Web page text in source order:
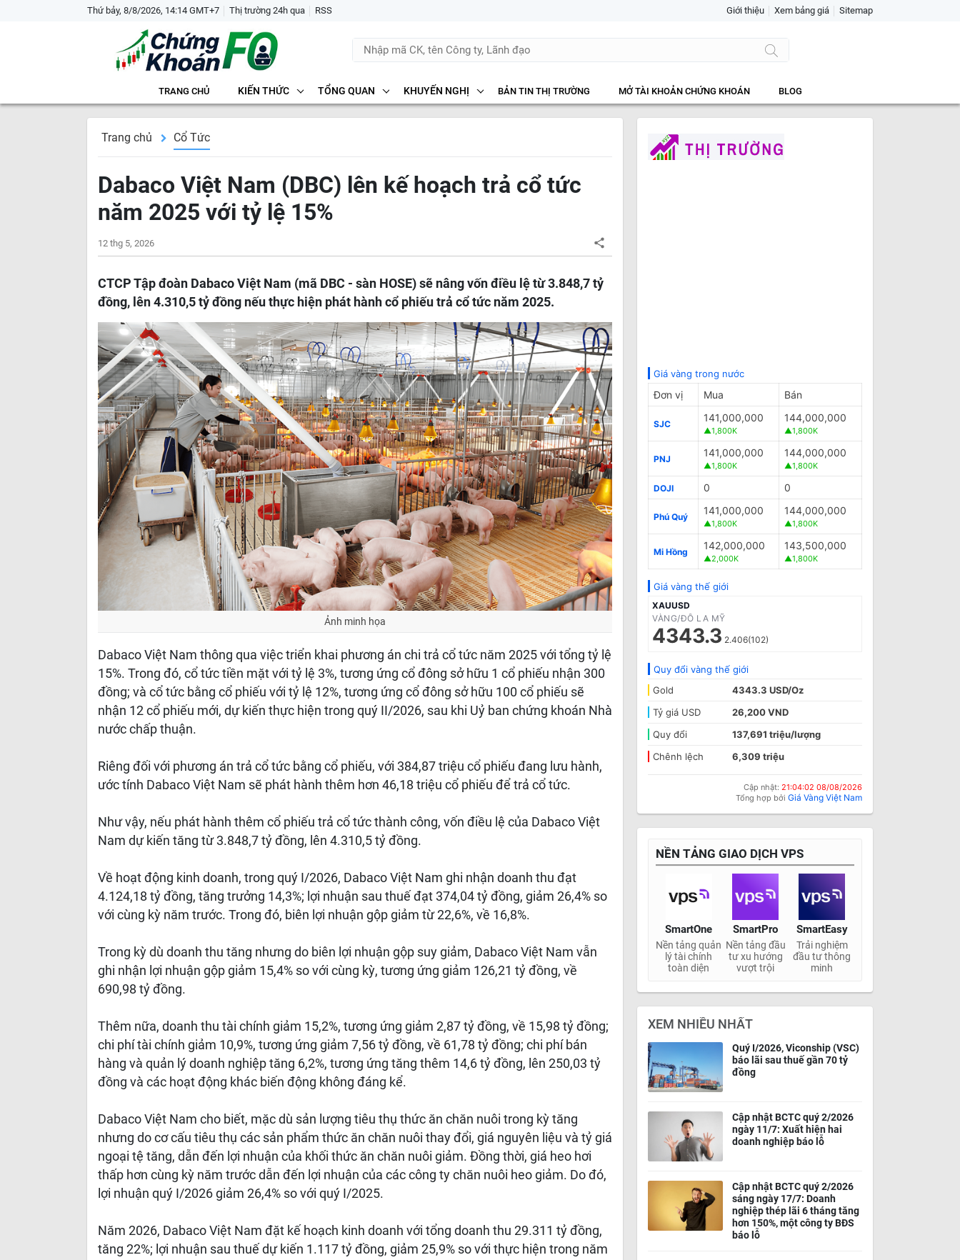
Thứ bảy, 8/8/2026, 14:14 GMT+7 Thị trường 24h qua RSS Giới thiệu Xem bảng giá Sitemap
TRANG CHỦ KIẾN THỨC TỔNG QUAN KHUYẾN NGHỊ BẢN TIN THỊ TRƯỜNG MỞ TÀI KHOẢN CHỨNG KHOÁN BLOG
Trang chủ Cổ Tức
Dabaco Việt Nam (DBC) lên kế hoạch trả cổ tức
năm 2025 với tỷ lệ 15%
12 thg 5, 2026
CTCP Tập đoàn Dabaco Việt Nam (mã DBC - sàn HOSE) sẽ nâng vốn điều lệ từ 3.848,7 tỷ
đồng, lên 4.310,5 tỷ đồng nếu thực hiện phát hành cổ phiếu trả cổ tức năm 2025.
Ảnh minh họa
Dabaco Việt Nam thông qua việc triển khai phương án chi trả cổ tức năm 2025 với tổng tỷ lệ
15%. Trong đó, cổ tức tiền mặt với tỷ lệ 3%, tương ứng cổ đông sở hữu 1 cổ phiếu nhận 300
đồng; và cổ tức bằng cổ phiếu với tỷ lệ 12%, tương ứng cổ đông sở hữu 100 cổ phiếu sẽ
nhận 12 cổ phiếu mới, dự kiến thực hiện trong quý II/2026, sau khi Uỷ ban chứng khoán Nhà
nước chấp thuận.
Riêng đối với phương án trả cổ tức bằng cổ phiếu, với 384,87 triệu cổ phiếu đang lưu hành,
ước tính Dabaco Việt Nam sẽ phát hành thêm hơn 46,18 triệu cổ phiếu để trả cổ tức.
Như vậy, nếu phát hành thêm cổ phiếu trả cổ tức thành công, vốn điều lệ của Dabaco Việt
Nam dự kiến tăng từ 3.848,7 tỷ đồng, lên 4.310,5 tỷ đồng.
Về hoạt động kinh doanh, trong quý I/2026, Dabaco Việt Nam ghi nhận doanh thu đạt
4.124,18 tỷ đồng, tăng trưởng 14,3%; lợi nhuận sau thuế đạt 374,04 tỷ đồng, giảm 26,4% so
với cùng kỳ năm trước. Trong đó, biên lợi nhuận gộp giảm từ 22,6%, về 16,8%.
Trong kỳ dù doanh thu tăng nhưng do biên lợi nhuận gộp suy giảm, Dabaco Việt Nam vẫn
ghi nhận lợi nhuận gộp giảm 15,4% so với cùng kỳ, tương ứng giảm 126,21 tỷ đồng, về
690,98 tỷ đồng.
Thêm nữa, doanh thu tài chính giảm 15,2%, tương ứng giảm 2,87 tỷ đồng, về 15,98 tỷ đồng;
chi phí tài chính giảm 10,9%, tương ứng giảm 7,56 tỷ đồng, về 61,78 tỷ đồng; chi phí bán
hàng và quản lý doanh nghiệp tăng 6,2%, tương ứng tăng thêm 14,6 tỷ đồng, lên 250,03 tỷ
đồng và các hoạt động khác biến động không đáng kể.
Dabaco Việt Nam cho biết, mặc dù sản lượng tiêu thụ thức ăn chăn nuôi trong kỳ tăng
nhưng do cơ cấu tiêu thụ các sản phẩm thức ăn chăn nuôi thay đổi, giá nguyên liệu và tỷ giá
ngoại tệ tăng, dẫn đến lợi nhuận của khối thức ăn chăn nuôi giảm. Đồng thời, giá heo hơi
thấp hơn cùng kỳ năm trước dẫn đến lợi nhuận của các công ty chăn nuôi heo giảm. Do đó,
lợi nhuận quý I/2026 giảm 26,4% so với quý I/2025.
Năm 2026, Dabaco Việt Nam đặt kế hoạch kinh doanh với tổng doanh thu 29.311 tỷ đồng,
tăng 22%; lợi nhuận sau thuế dự kiến 1.117 tỷ đồng, giảm 25,9% so với thực hiện trong năm
Giá vàng trong nước
Đơn vị Mua Bán
SJC
141,000,000
▲1,800K
144,000,000
▲1,800K
PNJ
141,000,000
▲1,800K
144,000,000
▲1,800K
DOJI 0 0
Phú Quý
141,000,000
▲1,800K
144,000,000
▲1,800K
Mi Hồng
142,000,000
▲2,000K
143,500,000
▲1,800K
Giá vàng thế giới
XAUUSD
VÀNG/ĐÔ LA MỸ
4343.3 2.406(102)
Quy đổi vàng thế giới
Gold
4343.3 USD/Oz
Tỷ giá USD
26,200 VND
Quy đổi
137,691 triệu/lượng
Chênh lệch
6,309 triệu
Cập nhật: 21:04:02 08/08/2026
Tổng hợp bởi Giá Vàng Việt Nam
NỀN TẢNG GIAO DỊCH VPS
SmartOne SmartPro SmartEasy
Nền tảng quản
lý tài chính
toàn diện
Nền tảng đầu
tư xu hướng
vượt trội
Trải nghiệm
đầu tư thông
minh
XEM NHIỀU NHẤT
Quý I/2026, Viconship (VSC)
báo lãi sau thuế gần 70 tỷ
đồng
Cập nhật BCTC quý 2/2026
ngày 11/7: Xuất hiện hai
doanh nghiệp báo lỗ
Cập nhật BCTC quý 2/2026
sáng ngày 17/7: Doanh
nghiệp thép lãi 6 tháng tăng
hơn 150%, một công ty BĐS
báo lỗ